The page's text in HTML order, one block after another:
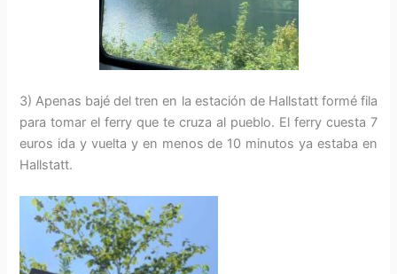
3) Apenas bajé del tren en la estación de Hallstatt formé fila
para tomar el ferry que te cruza al pueblo. El ferry cuesta 7
euros ida y vuelta y en menos de 10 minutos ya estaba en
Hallstatt.